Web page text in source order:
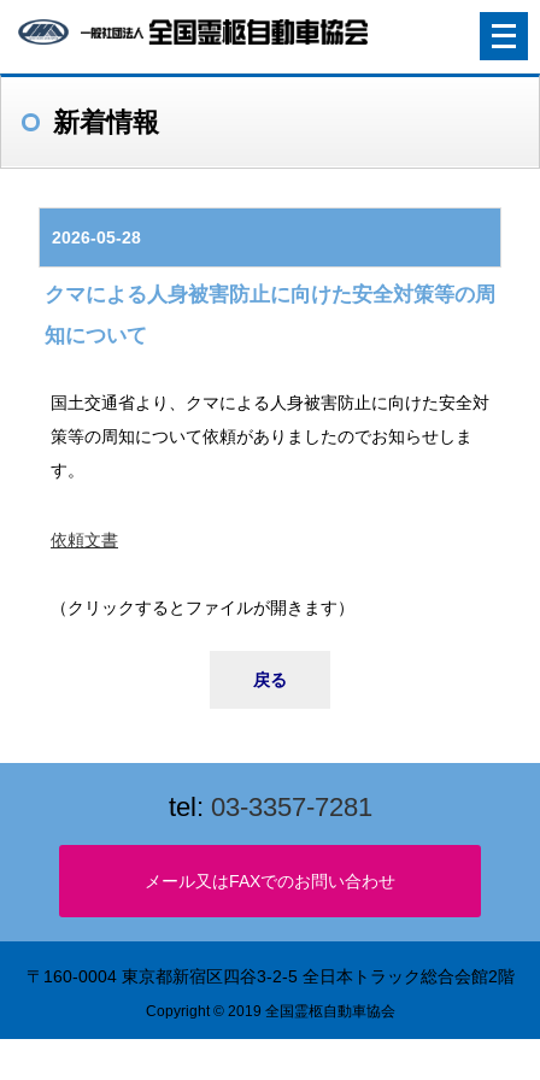
メ
ニ
を
新着情報
2026-05-28
クマによる人身被害防止に向けた安全対策等の周
知について
国土交通省より、クマによる人身被害防止に向けた安全対
策等の周知について依頼がありましたのでお知らせしま
す。
依頼文書
（クリックするとファイルが開きます）
戻る
tel: 03-3357-7281
〒160-0004 東京都新宿区四谷3-2-5 全日本トラック総合会館2階
Copyright © 2019 全国霊柩自動車協会